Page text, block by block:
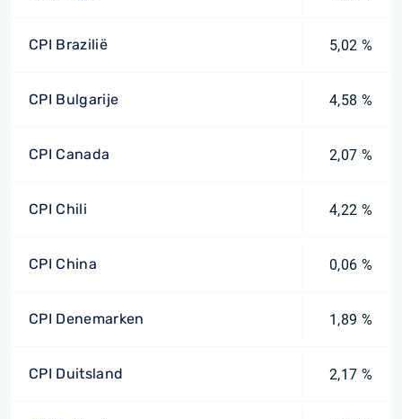
CPI Brazilië 5,02 %
CPI Bulgarije 4,58 %
CPI Canada 2,07 %
CPI Chili 4,22 %
CPI China 0,06 %
CPI Denemarken 1,89 %
CPI Duitsland 2,17 %